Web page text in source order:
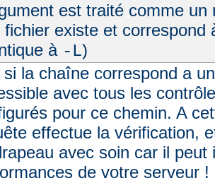
est traité comme un
fichier existe et correspond
à -L)
si la chaîne correspond a
avec tous les
pour ce chemin. A
effectue la vérification,
avec soin car il peut
de votre serveur !